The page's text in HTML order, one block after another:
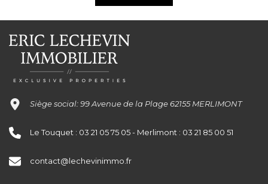
Siège social: 99 Avenue de la Plage 62155 MERLIMONT
Le Touquet : 03 21 05 75 05 - Merlimont : 03 21 85 00 51
contact@lechevinimmo.fr